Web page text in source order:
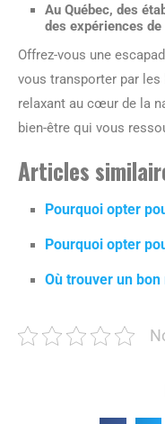
Au Québec, des
des expériences
Offrez-vous une
vous transporter par les
relaxant au cœur de la
bien-être qui vous
Articles
Pourquoi opter
Pourquoi opter
Où trouver un